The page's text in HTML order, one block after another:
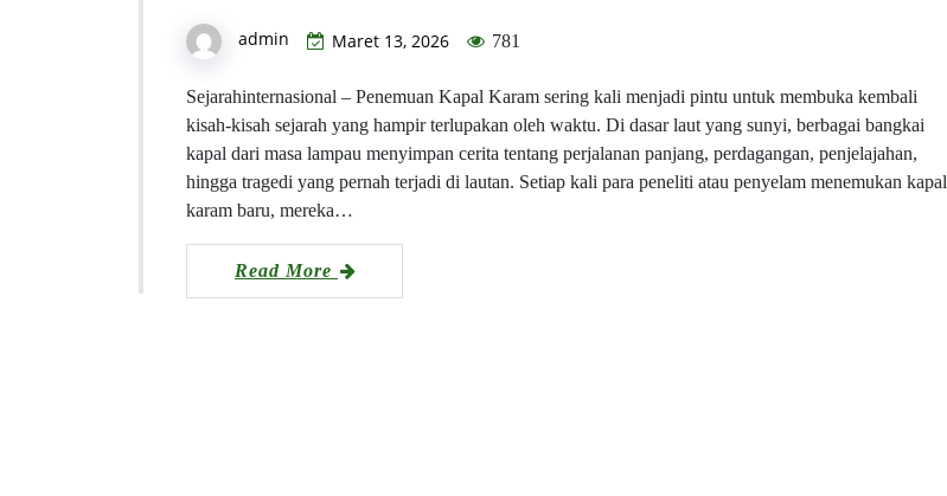
admin Maret 13, 2026 781
Sejarahinternasional – Penemuan Kapal Karam sering kali menjadi pintu untuk membuka kembali
kisah-kisah sejarah yang hampir terlupakan oleh waktu. Di dasar laut yang sunyi, berbagai bangkai
kapal dari masa lampau menyimpan cerita tentang perjalanan panjang, perdagangan, penjelajahan,
hingga tragedi yang pernah terjadi di lautan. Setiap kali para peneliti atau penyelam menemukan kapal
karam baru, mereka…
Read More